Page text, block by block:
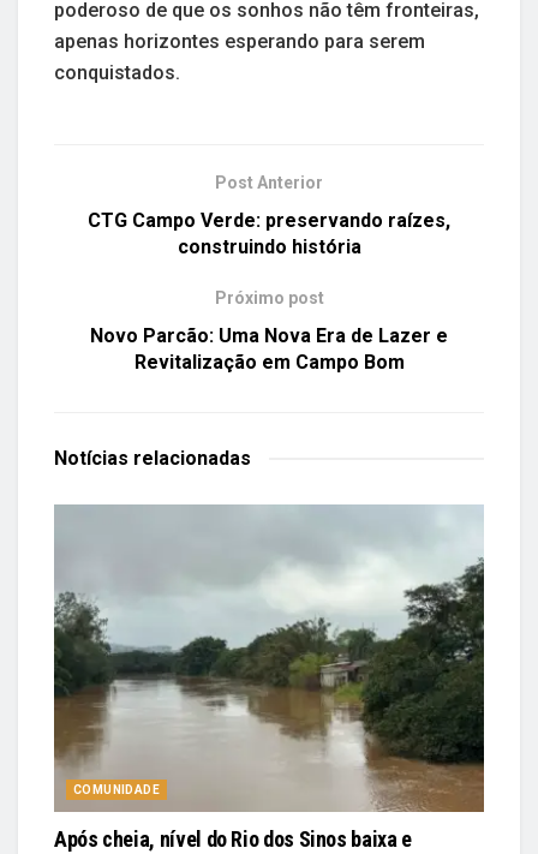
poderoso de que os sonhos não têm fronteiras,
apenas horizontes esperando para serem
conquistados.
Post Anterior
CTG Campo Verde: preservando raízes,
construindo história
Próximo post
Novo Parcão: Uma Nova Era de Lazer e
Revitalização em Campo Bom
Notícias relacionadas
COMUNIDADE
Após cheia, nível do Rio dos Sinos baixa e